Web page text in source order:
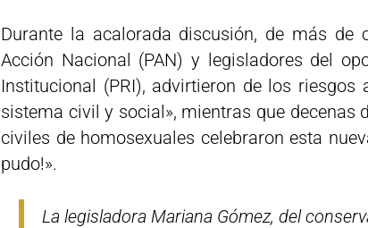
Durante la acalorada discusión, de más de
Acción Nacional (PAN) y legisladores del
Institucional (PRI), advirtieron de los riesgos
sistema civil y social», mientras que decenas
civiles de homosexuales celebraron esta
pudo!».
La legisladora Mariana Gómez, del